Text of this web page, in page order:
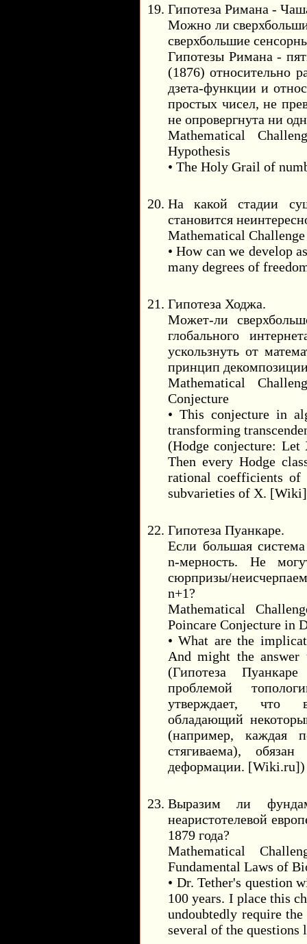
Гипотеза Римана -
Можно ли
сверхбольшие
Гипотезы Римана -
(1876) относительно
дзета-функции и
простых чисел, не
не опровергнута ни
Mathematical
Hypothesis
• The Holy Grail of
На какой стадии
становится
Mathematical
• How can we develop
many degrees of
Гипотеза Ходжа.
Может-ли
глобального
ускользнуть от
принцип
Mathematical
Conjecture
• This conjecture in
transforming
(Hodge conjecture:
Then every Hodge
rational coefficients of
subvarieties of X.
Гипотеза Пуанкаре.
Если большая
n-мерность. Не
сюрпризы/
n+1?
Mathematical
Poincare Conjecture in
• What are the
And might the
(Гипотеза
проблемой
утверждает, что
обладающий
(например, каждая
стягиваема),
деформации. [Wiki.ru])
Выразим ли
неаристотелевой
1879 года?
Mathematical
Fundamental Laws of
• Dr. Tether's question
100 years. I place this
undoubtedly require
several of the questions